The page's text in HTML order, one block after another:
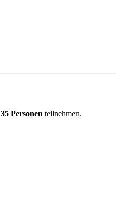
35 Personen teilnehmen.